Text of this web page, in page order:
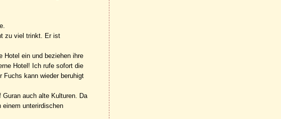
zu viel trinkt. Er ist
Hotel ein und beziehen ihre
Hotel! Ich rufe sofort die
Fuchs kann wieder beruhigt
auch alte Kulturen. Da
unterirdischen